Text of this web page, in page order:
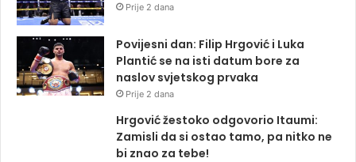
Prije 2 dana
Povijesni dan: Filip Hrgović i Luka
Plantić se na isti datum bore za
naslov svjetskog prvaka
Prije 2 dana
Hrgović žestoko odgovorio Itaumi:
Zamisli da si ostao tamo, pa nitko ne
bi znao za tebe!